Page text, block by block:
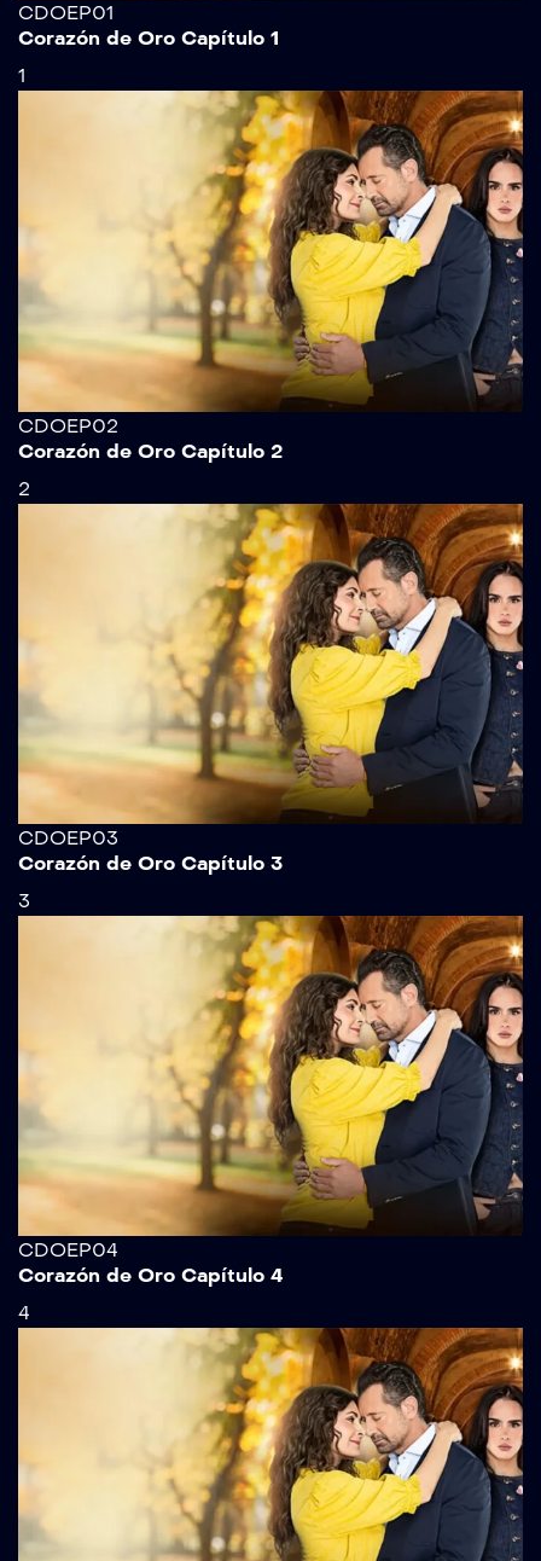
CDOEP01
Corazón de Oro Capítulo 1
1
CDOEP02
Corazón de Oro Capítulo 2
2
CDOEP03
Corazón de Oro Capítulo 3
3
CDOEP04
Corazón de Oro Capítulo 4
4